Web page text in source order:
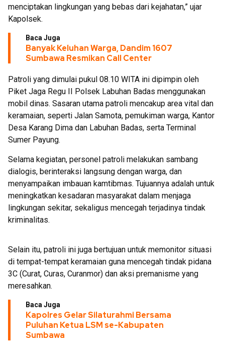
menciptakan lingkungan yang bebas dari kejahatan,” ujar
Kapolsek.
Baca Juga
Banyak Keluhan Warga, Dandim 1607
Sumbawa Resmikan Call Center
Patroli yang dimulai pukul 08.10 WITA ini dipimpin oleh
Piket Jaga Regu II Polsek Labuhan Badas menggunakan
mobil dinas. Sasaran utama patroli mencakup area vital dan
keramaian, seperti Jalan Samota, pemukiman warga, Kantor
Desa Karang Dima dan Labuhan Badas, serta Terminal
Sumer Payung.
Selama kegiatan, personel patroli melakukan sambang
dialogis, berinteraksi langsung dengan warga, dan
menyampaikan imbauan kamtibmas. Tujuannya adalah untuk
meningkatkan kesadaran masyarakat dalam menjaga
lingkungan sekitar, sekaligus mencegah terjadinya tindak
kriminalitas.
Selain itu, patroli ini juga bertujuan untuk memonitor situasi
di tempat-tempat keramaian guna mencegah tindak pidana
3C (Curat, Curas, Curanmor) dan aksi premanisme yang
meresahkan.
Baca Juga
Kapolres Gelar Silaturahmi Bersama
Puluhan Ketua LSM se-Kabupaten
Sumbawa